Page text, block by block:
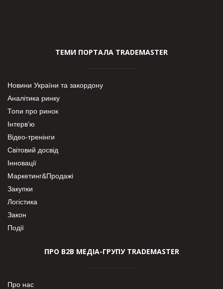
ТЕМИ ПОРТАЛА TRADEMASTER
Новини України та закордону
Аналітика ринку
Топи про ринок
Інтерв’ю
Відео-тренінги
Світовий досвід
Інновації
Маркетинг&Продажі
Закупки
Логістика
Закон
Події
ПРО В2В МЕДІА-ГРУПУ TRADEMASTER
Про нас